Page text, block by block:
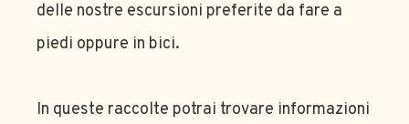
delle nostre escursioni preferite da fare a
piedi oppure in bici.
In queste raccolte potrai trovare informazioni